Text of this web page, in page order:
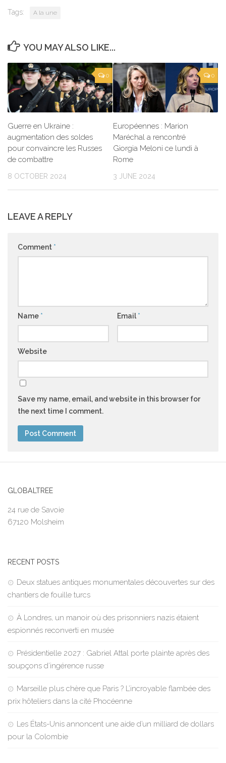
Tags: A la une
YOU MAY ALSO LIKE...
0
Guerre en Ukraine :
augmentation des soldes
pour convaincre les Russes
de combattre
8 OCTOBER 2024
0
Européennes : Marion
Maréchal a rencontré
Giorgia Meloni ce lundi à
Rome
3 JUNE 2024
LEAVE A REPLY
Comment *
Name * Email *
Website
Save my name, email, and website in this browser for
the next time I comment.
GLOBALTREE
24 rue de Savoie
67120 Molsheim
RECENT POSTS
Deux statues antiques monumentales découvertes sur des
chantiers de fouille turcs
À Londres, un manoir où des prisonniers nazis étaient
espionnés reconverti en musée
Présidentielle 2027 : Gabriel Attal porte plainte après des
soupçons d’ingérence russe
Marseille plus chère que Paris ? L’incroyable flambée des
prix hôteliers dans la cité Phocéenne
Les États-Unis annoncent une aide d’un milliard de dollars
pour la Colombie